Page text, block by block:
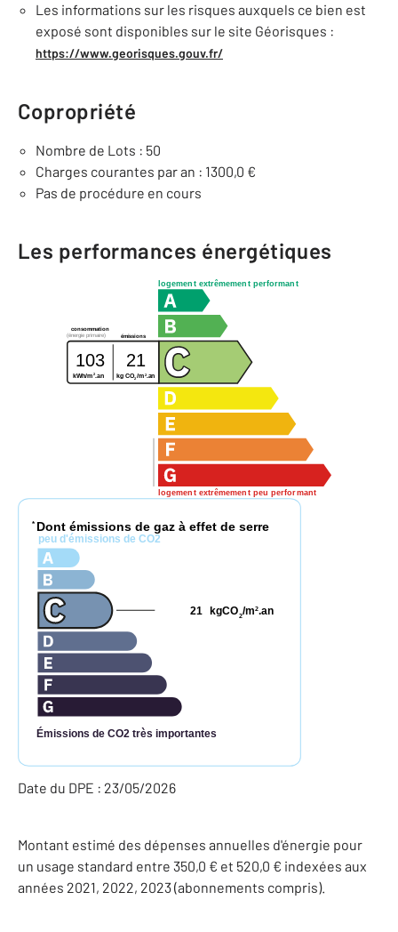
Les informations sur les risques auxquels ce bien est
exposé sont disponibles sur le site Géorisques :
https://www.georisques.gouv.fr/
Copropriété
Nombre de Lots : 50
Charges courantes par an : 1300,0 €
Pas de procédure en cours
Les performances énergétiques
logement extrêmement performant
logement extrêmement peu performant
consommation
émissions
(énergie primaire)
103 21
kWh/m 2 .an kg CO2/m2.an
* Dont émissions de gaz à effet de serre
peu d'émissions de CO2
Émissions de CO2 très importantes
kgCO2/m2.an
21
Date du DPE : 23/05/2026
Montant estimé des dépenses annuelles d'énergie pour
un usage standard entre 350,0 € et 520,0 € indexées aux
années 2021, 2022, 2023 (abonnements compris).